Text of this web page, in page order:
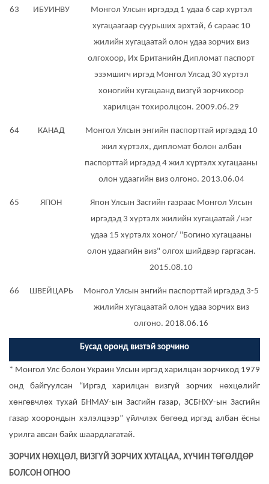
63 ИБУИНВУ
Монгол Улсын иргэдэд 1 удаа 6 сар хүртэл
хугацаагаар суурьших эрхтэй, 6 сараас 10
жилийн хугацаатай олон удаа зорчих виз
олгохоор, Их Британийн Дипломат паспорт
эзэмшигч иргэд Монгол Улсад 30 хүртэл
хоногийн хугацаанд визгүй зорчихоор
харилцан тохиролцсон. 2009.06.29
64 КАНАД
Монгол Улсын энгийн паспорттай иргэдэд 10
жил хүртэлх, дипломат болон албан
паспорттай иргэдэд 4 жил хүртэлх хугацааны
олон удаагийн виз олгоно. 2013.06.04
65 ЯПОН
Япон Улсын Засгийн газраас Монгол Улсын
иргэдэд 3 хүртэлх жилийн хугацаатай /нэг
удаа 15 хүртэлх хоног/ "Богино хугацааны
олон удаагийн виз" олгох шийдвэр гаргасан.
2015.08.10
66 ШВЕЙЦАРЬ
Монгол Улсын энгийн паспорттай иргэдэд 3-5
жилийн хугацаатай олон удаа зорчих виз
олгоно. 2018.06.16
Бусад оронд визтэй зорчино
* Монгол Улс болон Украин Улсын иргэд харилцан зорчиход 1979
онд байгуулсан “Иргэд харилцан визгүй зорчих нөхцөлийг
хөнгөвчлөх тухай БНМАУ-ын Засгийн газар, ЗСБНХУ-ын Засгийн
газар хоорондын хэлэлцээр” үйлчлэх бөгөөд иргэд албан ёсны
урилга авсан байх шаардлагатай.
ЗОРЧИХ НӨХЦӨЛ, ВИЗГҮЙ ЗОРЧИХ ХУГАЦАА, ХҮЧИН ТӨГӨЛДӨР
БОЛСОН ОГНОО